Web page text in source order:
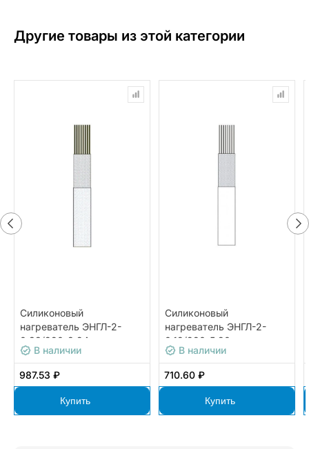
Другие товары из этой категории
Силиконовый
нагреватель ЭНГЛ-2-
0,33/220-8,24
В наличии
987.53 ₽
Купить
Силиконовый
нагреватель ЭНГЛ-2-
0,12/220-5,90
В наличии
710.60 ₽
Купить